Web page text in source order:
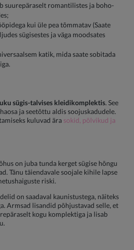
suurepäraselt romantilistes ja boho-
kui üle pea tõmmatav (Saate
sügisestes ja väga moodsates
katik, mida saate sobitada
sügis-talvises kleidikomplektis. See
ja seetõttu aldis soojuskadudele.
kuluvad ära sokid, põlvikud ja
on juba tunda kerget sügise hõngu
Tänu täiendavale soojale kihile lapse
riski.
on saadaval kaunistustega, näiteks
Armsad lisandid põhjustavad selle, et
kogu komplektiga ja lisab